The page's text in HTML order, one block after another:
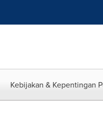
Kebijakan & Kepentingan